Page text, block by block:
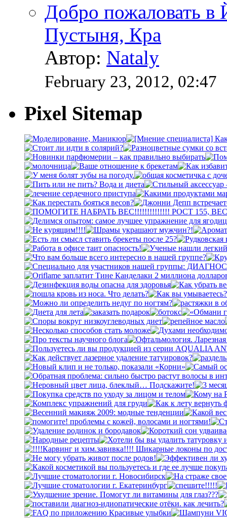
Добро пожаловать
Пустыня, Кра
Автор: Nataly
February 23, 2012, 02:47
Pixel Sitemap